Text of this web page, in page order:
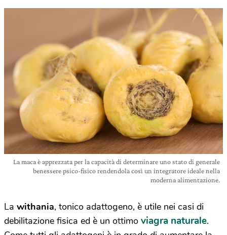
La maca è apprezzata per la capacità di determinare uno stato di generale
benessere psico-fisico rendendola così un integratore ideale nella
moderna alimentazione.
La withania, tonico adattogeno, è utile nei casi di
debilitazione fisica ed è un ottimo viagra naturale.